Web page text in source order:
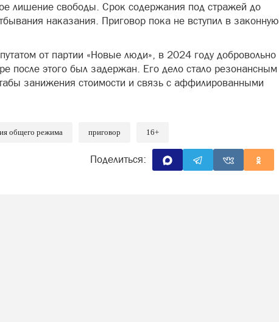
лишение свободы. Срок содержания под стражей до
наказания. Приговор пока не вступил в законную
от партии «Новые люди», в 2024 году добровольно
после этого был задержан. Его дело стало резонансным
занижения стоимости и связь с аффилированными
общего режима приговор 16+
Поделиться: